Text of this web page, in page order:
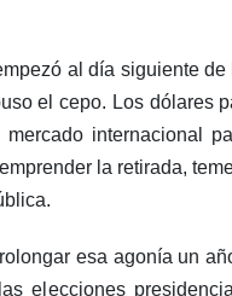
al día siguiente
el cepo. Los dólares
internacional
la retirada,
esa agonía un
elecciones